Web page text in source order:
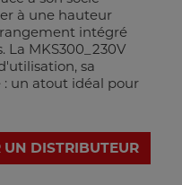
à une hauteur
intégré
La MKS300_230V
sa
: un atout idéal pour
UN DISTRIBUTEUR